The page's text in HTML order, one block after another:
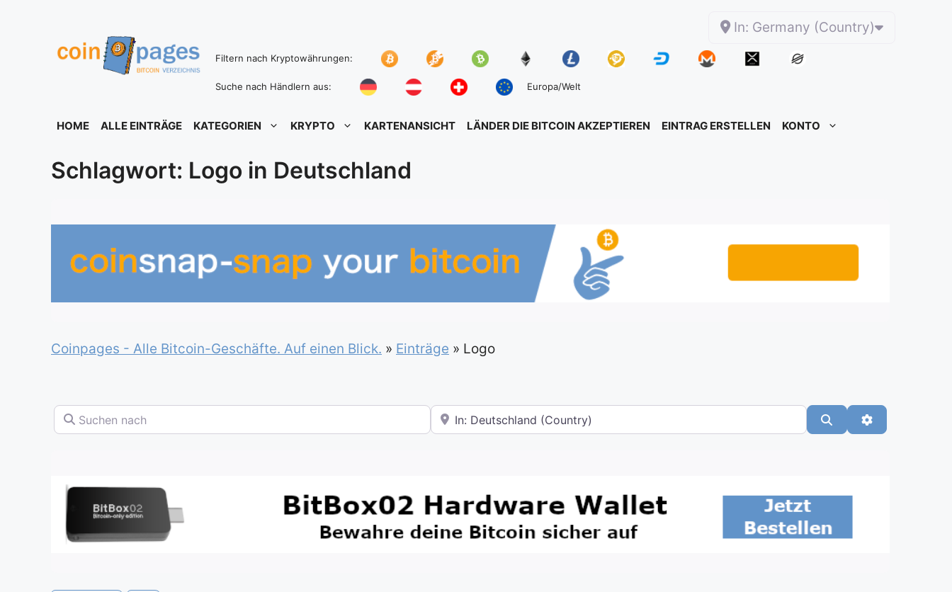
In: Germany (Country)
Filtern nach Kryptowährungen:
Suche nach Händlern aus: Europa/Welt
HOME ALLE EINTRÄGE KATEGORIEN KRYPTO KARTENANSICHT LÄNDER DIE BITCOIN AKZEPTIEREN EINTRAG ERSTELLEN KONTO
Schlagwort: Logo in Deutschland
Coinpages - Alle Bitcoin-Geschäfte. Auf einen Blick. » Einträge » Logo
Suchen nach In der Nähe SuchenAdvanced